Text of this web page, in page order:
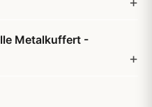
Metalkuffert -